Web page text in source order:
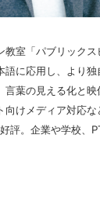
室「パブリックス
に応用し、より
葉の見える化と
けメディア対応
評。企業や学校、